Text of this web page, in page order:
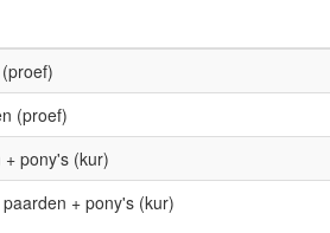
(proef)
pony's (kur)
+ pony's (kur)